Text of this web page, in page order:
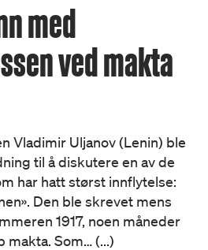
med
ved makta
Vladimir Uljanov (Lenin) ble
til å diskutere en av de
har hatt størst innflytelse:
Den ble skrevet mens
1917, noen måneder
Som… (...)